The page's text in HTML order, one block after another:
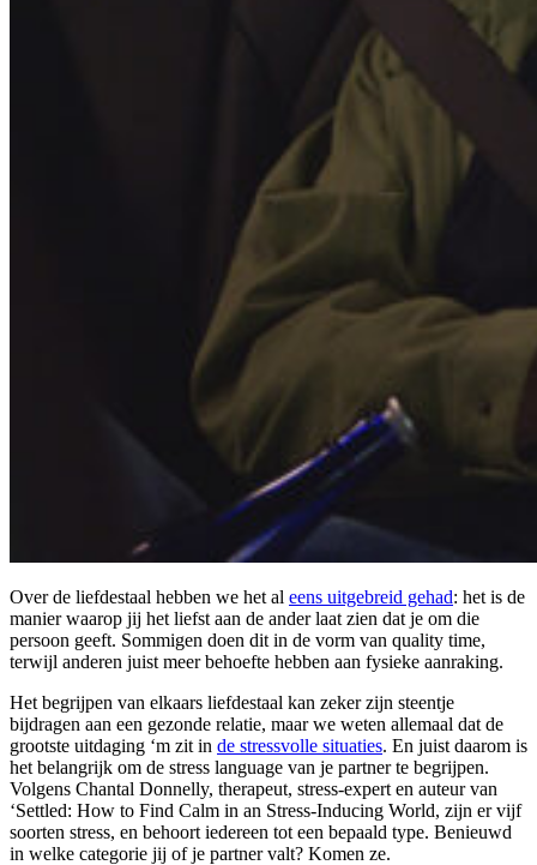
Over de liefdestaal hebben we het al eens uitgebreid gehad: het is de
manier waarop jij het liefst aan de ander laat zien dat je om die
persoon geeft. Sommigen doen dit in de vorm van quality time,
terwijl anderen juist meer behoefte hebben aan fysieke aanraking.
Het begrijpen van elkaars liefdestaal kan zeker zijn steentje
bijdragen aan een gezonde relatie, maar we weten allemaal dat de
grootste uitdaging ‘m zit in de stressvolle situaties. En juist daarom is
het belangrijk om de stress language van je partner te begrijpen.
Volgens Chantal Donnelly, therapeut, stress-expert en auteur van
‘Settled: How to Find Calm in an Stress-Inducing World, zijn er vijf
soorten stress, en behoort iedereen tot een bepaald type. Benieuwd
in welke categorie jij of je partner valt? Komen ze.